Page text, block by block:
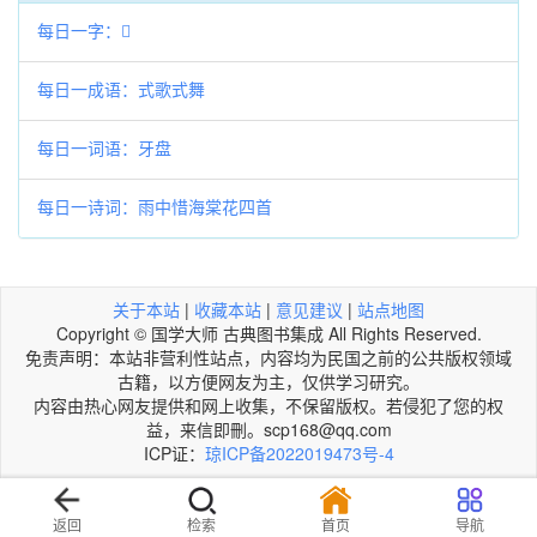
每日一字：𡯢
每日一成语：式歌式舞
每日一词语：牙盘
每日一诗词：雨中惜海棠花四首
关于本站 | 收藏本站 | 意见建议 | 站点地图
Copyright © 国学大师 古典图书集成 All Rights Reserved.
免责声明：本站非营利性站点，内容均为民国之前的公共版权领域
古籍，以方便网友为主，仅供学习研究。
内容由热心网友提供和网上收集，不保留版权。若侵犯了您的权
益，来信即刪。scp168@qq.com
ICP证： 琼ICP备2022019473号-4
返回 检索 首页 导航